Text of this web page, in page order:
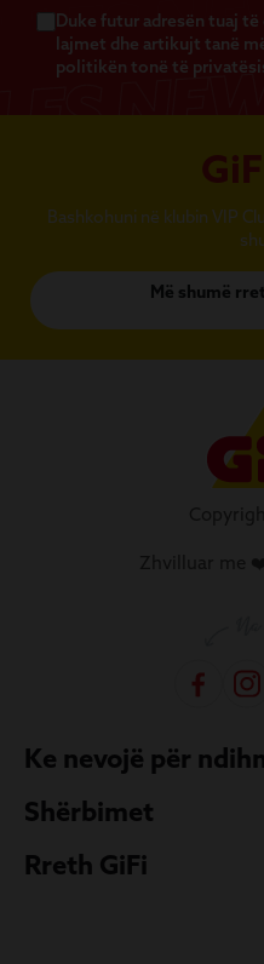
Duke futur adresën tuaj
lajmet dhe artikujt tanë
politikën tonë të
Bashkohuni në klubin VIP
Më shumë
Ke nevojë për
Shërbimet
Rreth GiFi